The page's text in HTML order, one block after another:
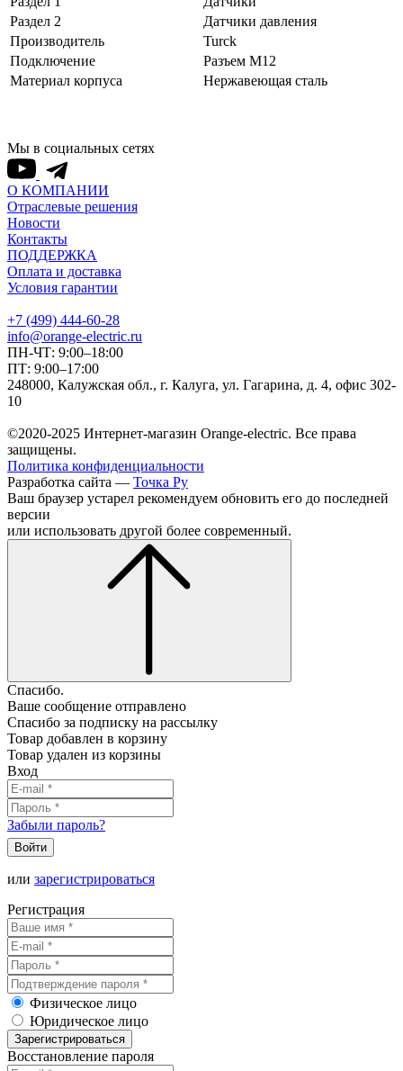
Раздел 2
Датчики давления
Производитель
Turck
Подключение
Разъем M12
Материал корпуса
Нержавеющая сталь
Мы в социальных сетях
О КОМПАНИИ
Отраслевые решения
Новости
Контакты
ПОДДЕРЖКА
Оплата и доставка
Условия гарантии
+7 (499) 444-60-28
info@orange-electric.ru
ПН-ЧТ: 9:00–18:00
ПТ: 9:00–17:00
248000, Калужская обл., г. Калуга, ул. Гагарина, д. 4, офис 302-
10
©2020-2025 Интернет-магазин Orange-electric. Все права
защищены.
Политика конфиденциальности
Разработка сайта — Точка Ру
Ваш браузер устарел рекомендуем обновить его до последней
версии
или использовать другой более современный.
Спасибо.
Ваше сообщение отправлено
Спасибо за подписку на рассылку
Товар добавлен в корзину
Товар удален из корзины
Вход
Забыли пароль?
Войти
или зарегистрироваться
Регистрация
Физическое лицо
Юридическое лицо
Зарегистрироваться
Восстановление пароля